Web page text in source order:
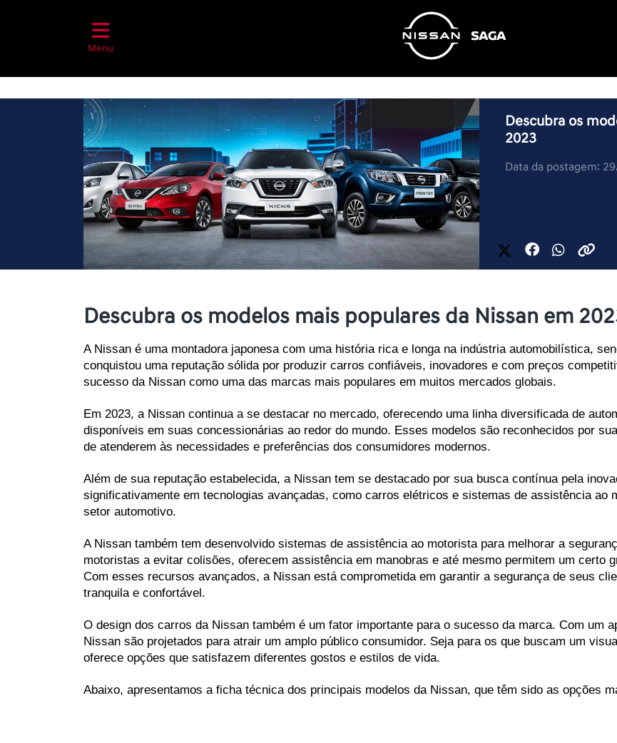
Menu
Descubra os
2023
Data da postagem:
Descubra os modelos mais populares da Nissan em
A Nissan é uma montadora japonesa com uma história rica e longa na indústria automobilística,
conquistou uma reputação sólida por produzir carros confiáveis, inovadores e com preços
sucesso da Nissan como uma das marcas mais populares em muitos mercados globais.
Em 2023, a Nissan continua a se destacar no mercado, oferecendo uma linha diversificada de
disponíveis em suas concessionárias ao redor do mundo. Esses modelos são reconhecidos por
de atenderem às necessidades e preferências dos consumidores modernos.
Além de sua reputação estabelecida, a Nissan tem se destacado por sua busca contínua pela
significativamente em tecnologias avançadas, como carros elétricos e sistemas de assistência ao
setor automotivo.
A Nissan também tem desenvolvido sistemas de assistência ao motorista para melhorar a
motoristas a evitar colisões, oferecem assistência em manobras e até mesmo permitem um certo
Com esses recursos avançados, a Nissan está comprometida em garantir a segurança de seus
tranquila e confortável.
O design dos carros da Nissan também é um fator importante para o sucesso da marca. Com um
Nissan são projetados para atrair um amplo público consumidor. Seja para os que buscam um
oferece opções que satisfazem diferentes gostos e estilos de vida.
Abaixo, apresentamos a ficha técnica dos principais modelos da Nissan, que têm sido as opções